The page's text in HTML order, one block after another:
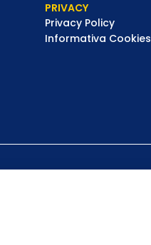
PRIVACY
Privacy Policy
Informativa Cookies